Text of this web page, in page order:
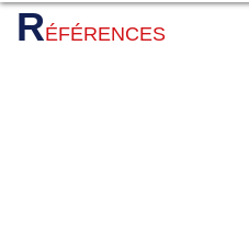
RÉFÉRENCES